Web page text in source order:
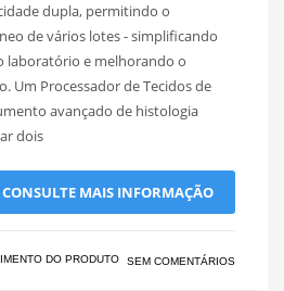
dupla, permitindo o
de vários lotes - simplificando
laboratório e melhorando o
Um Processador de Tecidos de
avançado de histologia
dois
CONSULTE MAIS INFORMAÇÃO
DO PRODUTO SEM COMENTÁRIOS